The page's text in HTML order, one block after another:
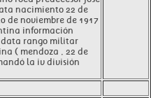
nacimiento 22 de
de noviembre de 1917
información
rango militar
( mendoza , 22 de
la iv división